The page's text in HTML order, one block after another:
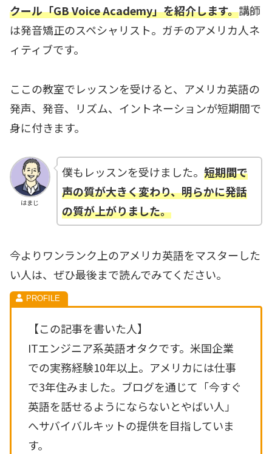
クール「GB Voice Academy」を紹介します。講師
は発音矯正のスペシャリスト。ガチのアメリカ人ネ
ィティブです。
ここの教室でレッスンを受けると、アメリカ英語の
発声、発音、リズム、イントネーションが短期間で
身に付きます。
はまじ
僕もレッスンを受けました。 短期間で
声の質が大きく変わり、明らかに発話
の質が上がりました。
今よりワンランク上のアメリカ英語をマスターした
い人は、ぜひ最後まで読んでみてください。
【この記事を書いた人】
ITエンジニア系英語オタクです。米国企業
での実務経験10年以上。アメリカには仕事
で3年住みました。ブログを通じて「今すぐ
英語を話せるようにならないとやばい人」
へサバイバルキットの提供を目指していま
す。